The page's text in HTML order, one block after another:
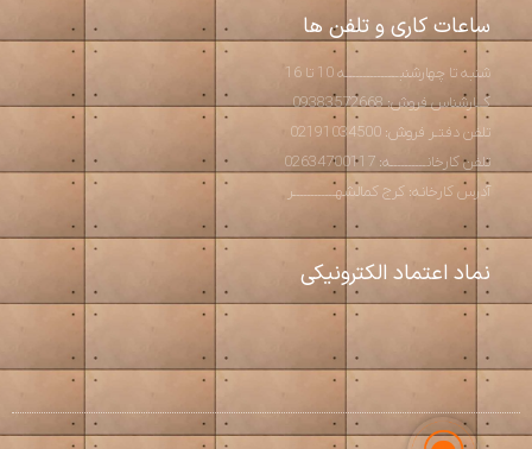
ساعات کاری و تلفن ها
شنبه تا چهارشنبـــــــــــــــه 10 تا 16
کــارشناس فروش: 09383572668
تلفن دفتـر فروش: 02191034500
تلفن کارخانــــــــــه: 02634700117
آدرس کارخانه: کرج کمالشهــــــــــــر
نماد اعتماد الکترونیکی